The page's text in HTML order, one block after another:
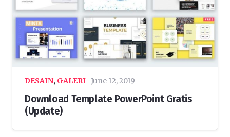
DESAIN, GALERI June 12, 2019
Download Template PowerPoint Gratis
(Update)